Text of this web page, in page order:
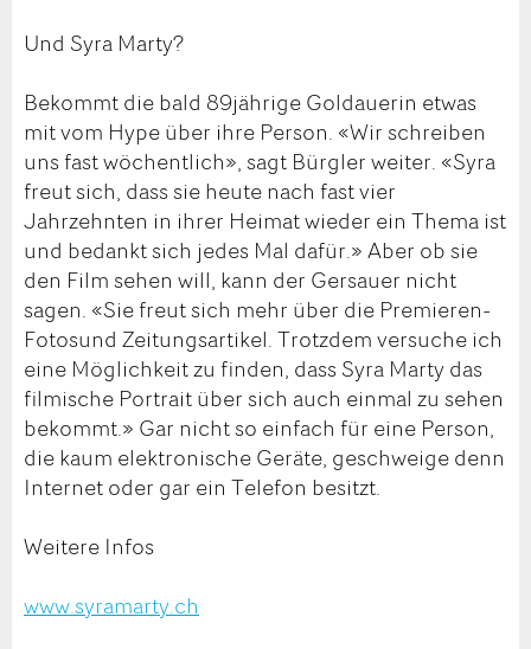
Und Syra Marty?
Bekommt die bald 89jährige Goldauerin etwas
mit vom Hype über ihre Person. «Wir schreiben
uns fast wöchentlich», sagt Bürgler weiter. «Syra
freut sich, dass sie heute nach fast vier
Jahrzehnten in ihrer Heimat wieder ein Thema ist
und bedankt sich jedes Mal dafür.» Aber ob sie
den Film sehen will, kann der Gersauer nicht
sagen. «Sie freut sich mehr über die Premieren-
Fotosund Zeitungsartikel. Trotzdem versuche ich
eine Möglichkeit zu finden, dass Syra Marty das
filmische Portrait über sich auch einmal zu sehen
bekommt.» Gar nicht so einfach für eine Person,
die kaum elektronische Geräte, geschweige denn
Internet oder gar ein Telefon besitzt.
Weitere Infos
www.syramarty.ch